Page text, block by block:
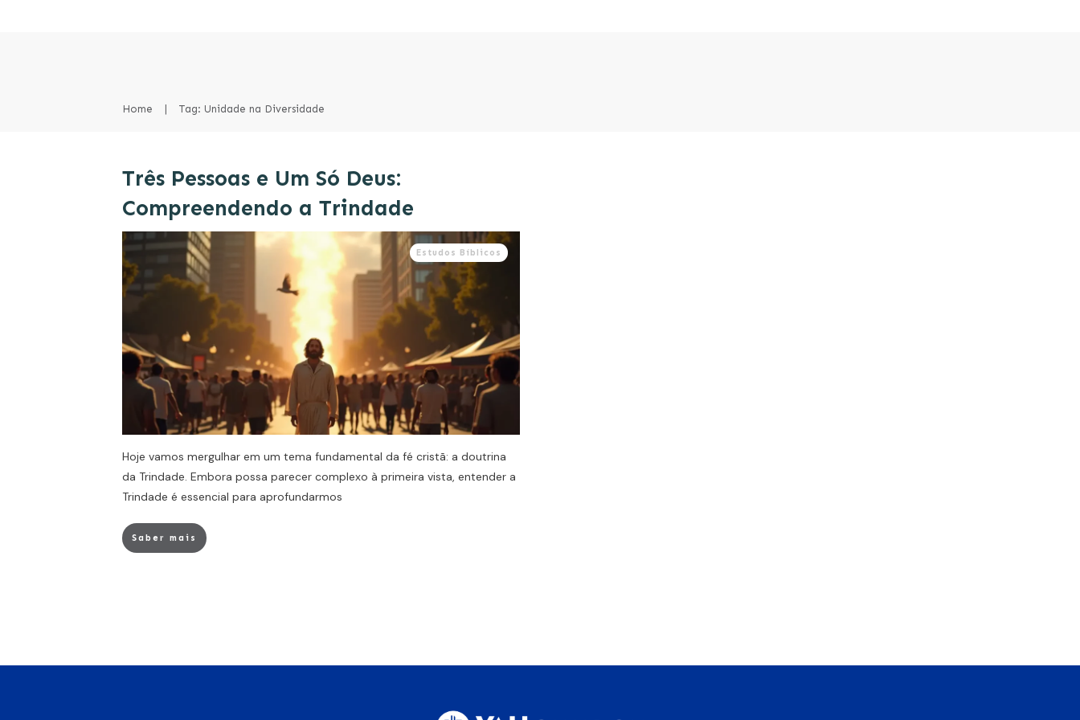
Home Tag: Unidade na Diversidade
Três Pessoas e Um Só Deus:
Compreendendo a Trindade
Estudos Bíblicos
Hoje vamos mergulhar em um tema fundamental da fé cristã: a doutrina
da Trindade. Embora possa parecer complexo à primeira vista, entender a
Trindade é essencial para aprofundarmos
Saber mais